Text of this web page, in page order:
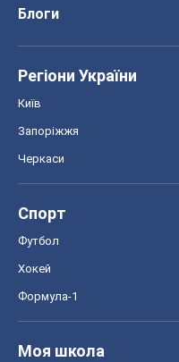
Блоги
Регіони України
Київ
Запоріжжя
Черкаси
Спорт
Футбол
Хокей
Формула-1
Моя школа